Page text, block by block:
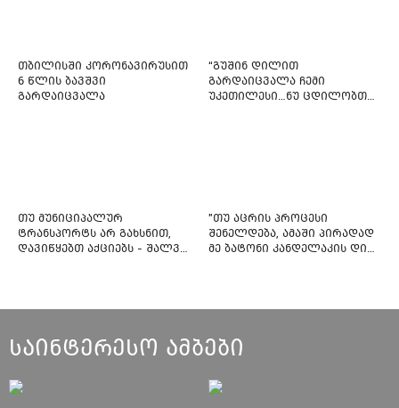
თბილისში კორონავირუსით
6 წლის ბავშვი
გარდაიცვალა
“გუშინ დილით
გარდაიცვალა ჩემი
უკეთილესი…ნუ ცდილობთ
თუ მუნიციპალურ
ტრანსპორტს არ გახსნით,
დავიწყებთ აქციებს - შალვა
"თუ აცრის პროცესი
შენელდება, ამაში პირადად
მე ბატონი კანდელაკის დიდ
საინტერესო ამბები